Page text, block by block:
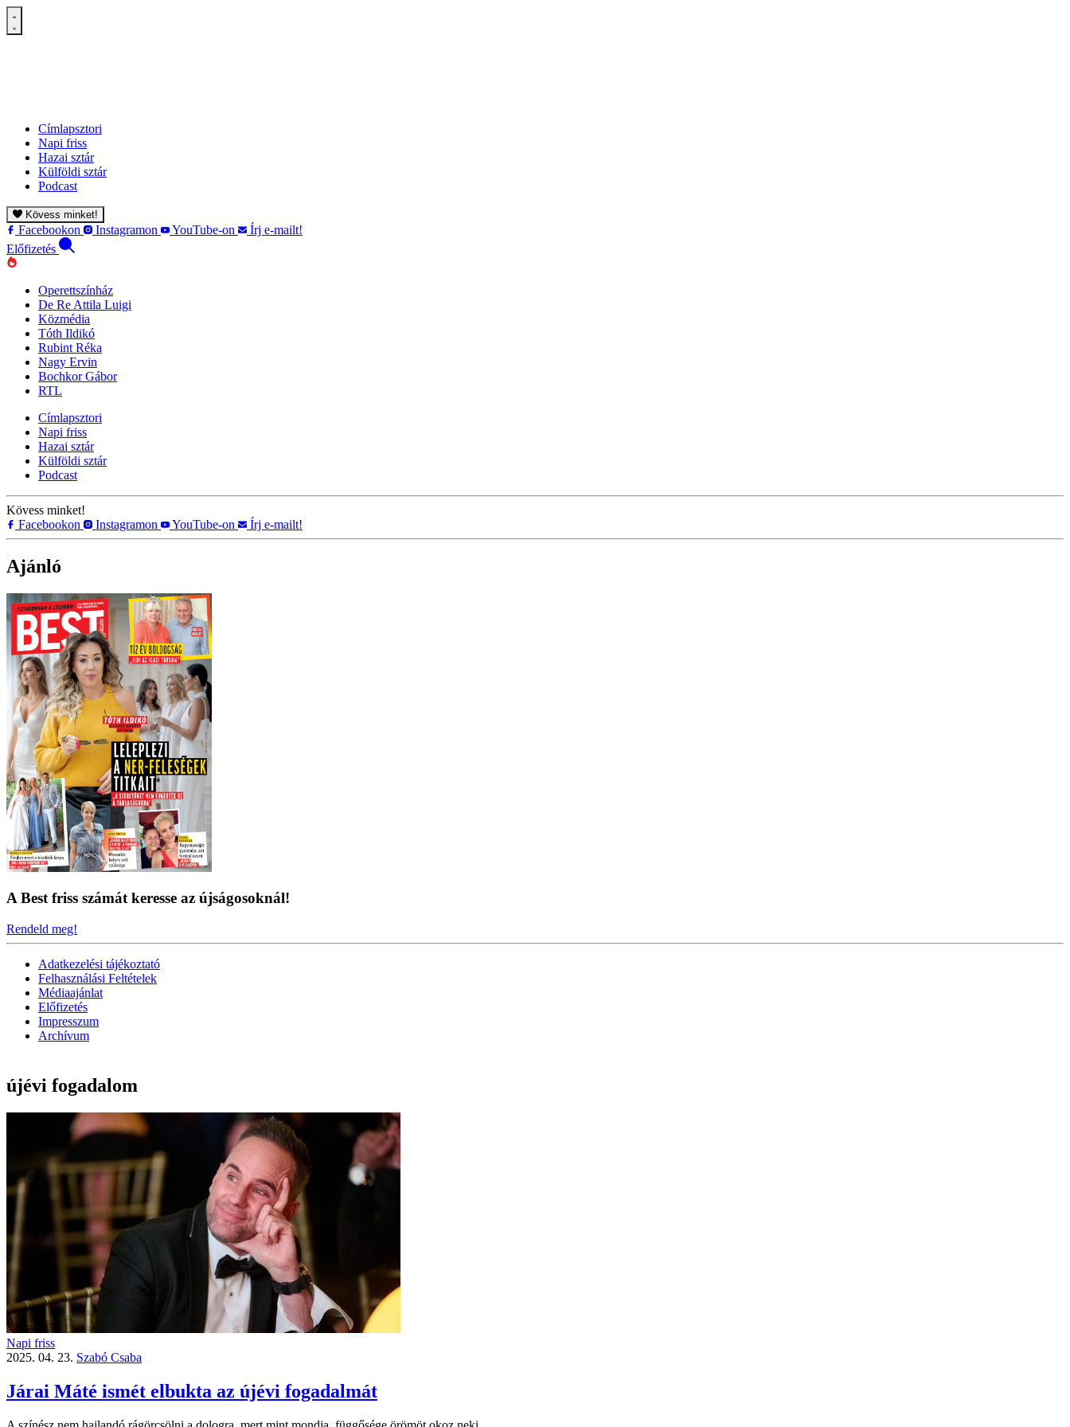
Címlapsztori
Napi friss
Hazai sztár
Külföldi sztár
Podcast
Kövess minket!
Facebookon Instagramon YouTube-on
Írj e-mailt!
Előfizetés
Operettszínház
De Re Attila Luigi
Közmédia
Tóth Ildikó
Rubint Réka
Nagy Ervin
Bochkor Gábor
RTL
Címlapsztori
Napi friss
Hazai sztár
Külföldi sztár
Podcast
Kövess minket!
Facebookon
Instagramon YouTube-on Írj e-mailt!
Ajánló
A Best friss számát keresse az újságosoknál!
Rendeld meg!
Adatkezelési tájékoztató
Felhasználási Feltételek
Médiaajánlat
Előfizetés
Impresszum
Archívum
újévi fogadalom
Napi friss
2025. 04. 23. Szabó Csaba
Járai Máté ismét elbukta az újévi fogadalmát